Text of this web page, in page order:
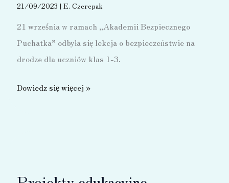
21/09/2023 | E. Czerepak
21 września w ramach „Akademii Bezpiecznego
Puchatka” odbyła się lekcja o bezpieczeństwie na
drodze dla uczniów klas 1-3.
Bezpieczny
Dowiedz się więcej »